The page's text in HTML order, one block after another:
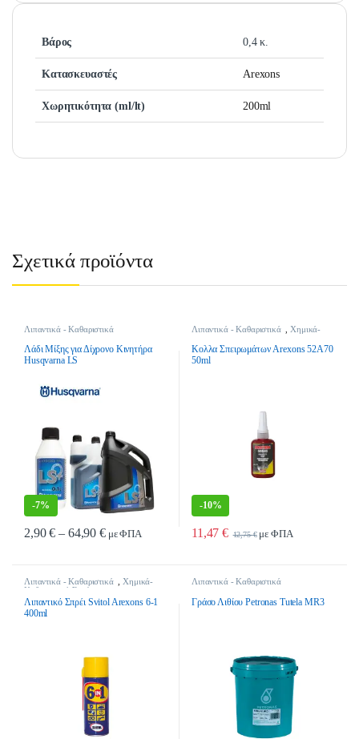
Βάρος 0,4 κ.
Κατασκευαστές Arexons
Χωρητικότητα (ml/lt) 200ml
Σχετικά προϊόντα
Λιπαντικά - Καθαριστικά
Λάδι Μίξης για Δίχρονο Κινητήρα
Husqvarna LS
-7%
2,90€ – 64,90 €Price range: 2,90 € through 64,90 €
με ΦΠΑ
Λιπαντικά - Καθαριστικά
Χημικά-
Κολλα Σπειρωμάτων Arexons 52A70
50ml
-10%
11,47€ 12,75€με ΦΠΑ
Λιπαντικά - Καθαριστικά ,Χημικά-
Καθαριστικά-Σπρέι
Λιπαντικό Σπρέι Svitol Arexons 6-1
400ml
Λιπαντικά - Καθαριστικά
Γράσο Λιθίου Petronas Tutela MR3